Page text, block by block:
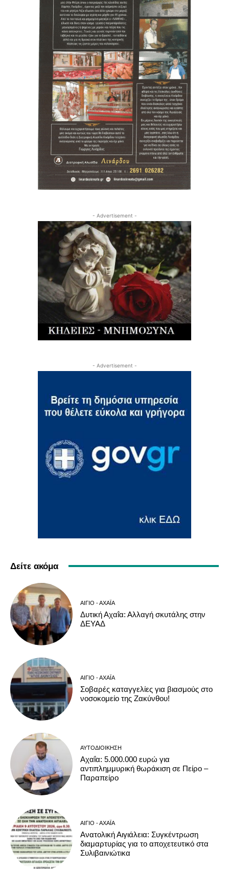
- Advertisement -
- Advertisement -
Δείτε ακόμα
ΑΊΓΙΟ - ΑΧΑΪ́Α
Δυτική Αχαΐα: Αλλαγή σκυτάλης στην
ΔΕΥΑΔ
ΑΊΓΙΟ - ΑΧΑΪ́Α
Σοβαρές καταγγελίες για βιασμούς στο
νοσοκομείο της Ζακύνθου!
ΑΥΤΟΔΙΟΊΚΗΣΗ
Αχαΐα: 5.000.000 ευρώ για
αντιπλημμυρική θωράκιση σε Πείρο –
Παραπείρο
ΑΊΓΙΟ - ΑΧΑΪ́Α
Ανατολική Αιγιάλεια: Συγκέντρωση
διαμαρτυρίας για το αποχετευτικό στα
Συλιβαινιώτικα